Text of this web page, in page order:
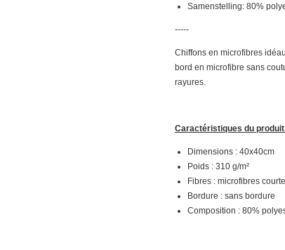
Samenstelling: 80%
-----
Chiffons en microfibres
bord en microfibre sans
rayures.
Caractéristiques du
Dimensions : 40x40cm
Poids : 310 g/m²
Fibres : microfibres
Bordure : sans bordure
Composition : 80%